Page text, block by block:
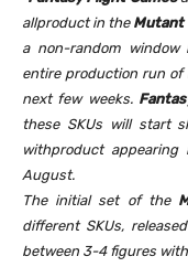
allproduct in the Mutant
a non-random window
entire production run of
next few weeks.
these SKUs will start
withproduct
August.
The initial set of the
different SKUs,
between 3-4 figures with